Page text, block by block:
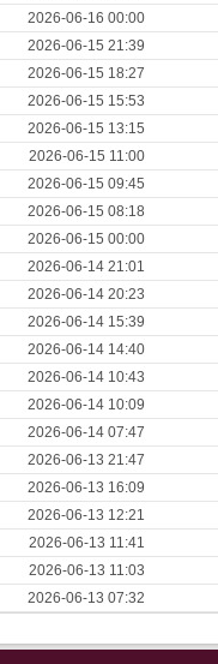
2026-06-16 00:00
2026-06-15 21:39
2026-06-15 18:27
2026-06-15 15:53
2026-06-15 13:15
2026-06-15 11:00
2026-06-15 09:45
2026-06-15 08:18
2026-06-15 00:00
2026-06-14 21:01
2026-06-14 20:23
2026-06-14 15:39
2026-06-14 14:40
2026-06-14 10:43
2026-06-14 10:09
2026-06-14 07:47
2026-06-13 21:47
2026-06-13 16:09
2026-06-13 12:21
2026-06-13 11:41
2026-06-13 11:03
2026-06-13 07:32